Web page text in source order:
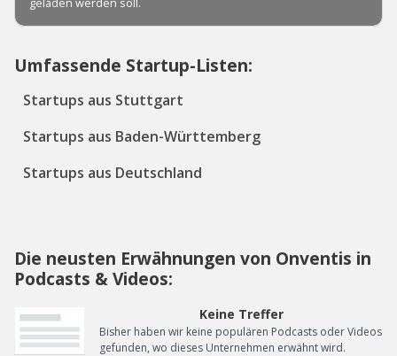
Umfassende Startup-Listen:
Startups aus Stuttgart
Startups aus Baden-Württemberg
Startups aus Deutschland
Die neusten Erwähnungen von Onventis in
Podcasts & Videos:
Keine Treffer
Bisher haben wir keine populären Podcasts oder Videos
gefunden, wo dieses Unternehmen erwähnt wird.